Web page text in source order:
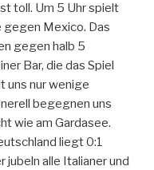
toll. Um 5 Uhr spielt
gegen Mexico. Das
gegen halb 5
Bar, die das Spiel
uns nur wenige
begegnen uns
wie am Gardasee.
liegt 0:1
jubeln alle Italianer und